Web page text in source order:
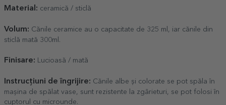
Material: ceramică / sticlă
Volum: Cănile ceramice au o capacitate de 325 ml, iar cănile din
sticlă mată 300ml.
Finisare: Lucioasă / mată
Instrucțiuni de îngrijire: Cănile albe și colorate se pot spăla în
mașina de spălat vase, sunt rezistente la zgârieturi, se pot folosi în
cuptorul cu microunde.